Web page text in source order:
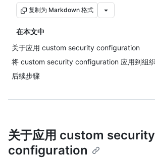
复制为 Markdown 格式
在本文中
关于应用 custom security configuration
将 custom security configuration 应用到组
后续步骤
关于应用 custom security
configuration